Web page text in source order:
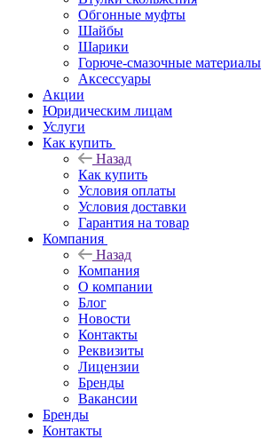
Обгонные муфты
Шайбы
Шарики
Горюче-смазочные материалы
Аксессуары
Акции
Юридическим лицам
Услуги
Как купить
Назад
Как купить
Условия оплаты
Условия доставки
Гарантия на товар
Компания
Назад
Компания
О компании
Блог
Новости
Контакты
Реквизиты
Лицензии
Бренды
Вакансии
Бренды
Контакты